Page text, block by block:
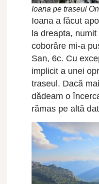
Ioana pe traseul
Ioana a făcut
la dreapta, numit
coborâre mi-a
San, 6c. Cu
implicit a unei
traseul. Dacă
dădeam o
rămas pe altă